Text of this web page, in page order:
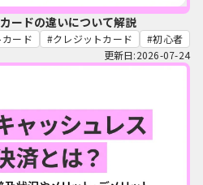
ードの違いについて解説
ード クレジットカード
初心者
更新日:2026-07-24